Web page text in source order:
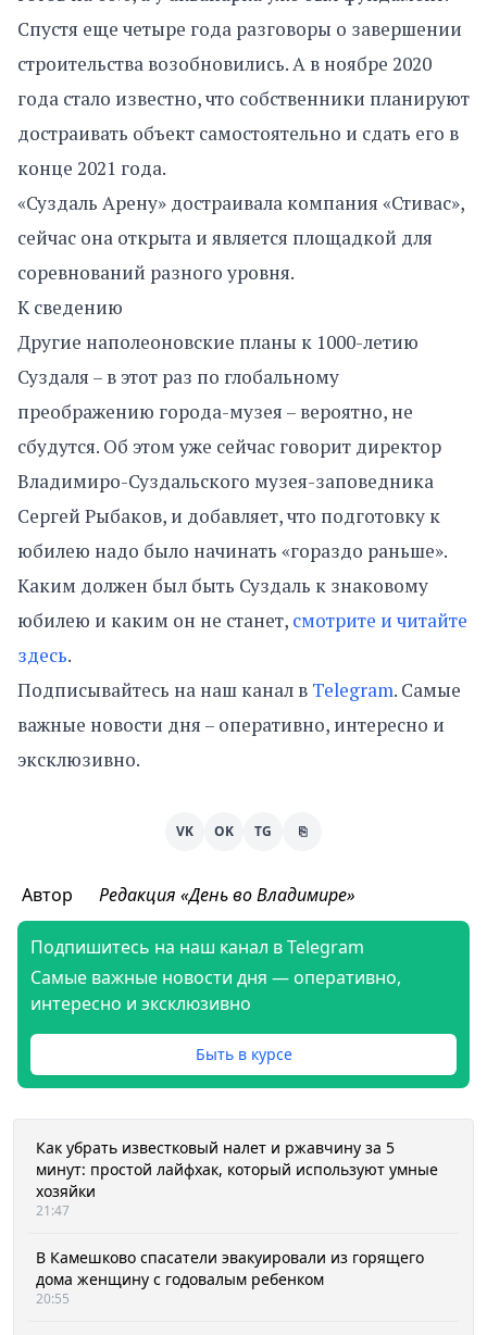
Спустя еще четыре года разговоры о завершении
строительства возобновились. А в ноябре 2020
года стало известно, что собственники планируют
достраивать объект самостоятельно и сдать его в
конце 2021 года.
«Суздаль Арену» достраивала компания «Стивас»,
сейчас она открыта и является площадкой для
соревнований разного уровня.
К сведению
Другие наполеоновские планы к 1000-летию
Суздаля – в этот раз по глобальному
преображению города-музея – вероятно, не
сбудутся. Об этом уже сейчас говорит директор
Владимиро-Суздальского музея-заповедника
Сергей Рыбаков, и добавляет, что подготовку к
юбилею надо было начинать «гораздо раньше».
Каким должен был быть Суздаль к знаковому
юбилею и каким он не станет, смотрите и читайте
здесь.
Подписывайтесь на наш канал в Telegram. Самые
важные новости дня – оперативно, интересно и
эксклюзивно.
VK OK TG ⎘
Автор Редакция «День во Владимире»
Подпишитесь на наш канал в Telegram
Самые важные новости дня — оперативно,
интересно и эксклюзивно
Быть в курсе
Как убрать известковый налет и ржавчину за 5
минут: простой лайфхак, который используют умные
хозяйки
21:47
В Камешково спасатели эвакуировали из горящего
дома женщину с годовалым ребенком
20:55